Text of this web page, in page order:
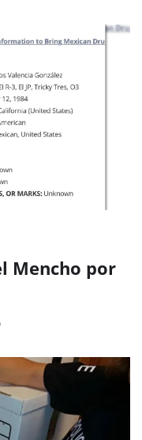
Mencho por